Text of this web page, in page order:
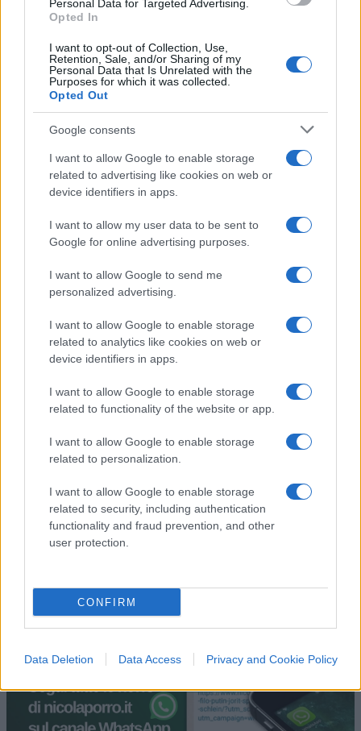
Personal Data for Targeted Advertising.
Opted In
I want to opt-out of Collection, Use,
Retention, Sale, and/or Sharing of my
Personal Data that Is Unrelated with the
Purposes for which it was collected.
Opted Out
Google consents
I want to allow Google to enable storage
related to advertising like cookies on web or
device identifiers in apps.
I want to allow my user data to be sent to
Google for online advertising purposes.
I want to allow Google to send me
personalized advertising.
I want to allow Google to enable storage
related to analytics like cookies on web or
device identifiers in apps.
I want to allow Google to enable storage
related to functionality of the website or app.
I want to allow Google to enable storage
related to personalization.
I want to allow Google to enable storage
related to security, including authentication
functionality and fraud prevention, and other
user protection.
CONFIRM
Data Deletion Data Access Privacy and Cookie Policy
travisamento poi utilizzato durante gli scontri. Il
tunisino è un senza fissa dimora ed è solito
dormire in strutture di fortuna: la Digos lo ha
pedinato per qualche giorno e ritiene sia una
“persona con indole estremamente violenta” con
numerosi precedenti di polizia per reati contro il
patrimonio, la personalità dello stato e anche per
un tentato omicidio.
Nicolaporro.it è anche su Whatsapp. È sufficiente
cliccare quiper iscriversi al canale ed essere sempre
aggiornati (gratis).
#POLIZIA #PRO PAL
48
Leggi i commenti
Vignetta del 04/08/2026